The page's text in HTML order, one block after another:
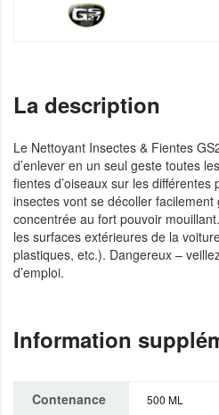
La description
Le Nettoyant Insectes & Fientes
d’enlever en un seul geste toutes
fientes d’oiseaux sur les
insectes vont se décoller
concentrée au fort pouvoir
les surfaces extérieures de la
plastiques, etc.). Dangereux –
d’emploi.
Information
Contenance 500 ML